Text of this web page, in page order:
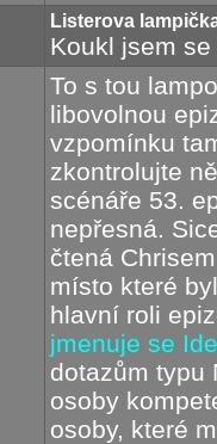
Listerova
Koukl jsem
To s tou
libovolnou
vzpomínku
zkontrolujte
scénáře 53.
nepřesná.
čtená
místo které
hlavní roli
jmenuje se
dotazům typu
osoby
osoby, které